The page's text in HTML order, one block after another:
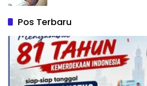
Pos Terbaru